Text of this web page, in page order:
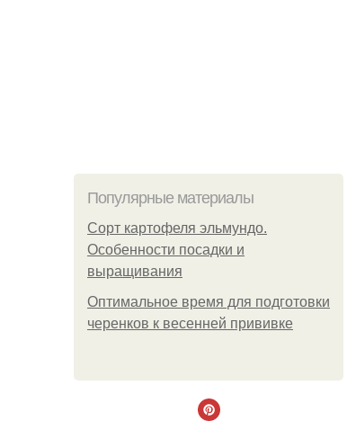
Популярные материалы
Сорт картофеля эльмундо.
Особенности посадки и
выращивания
Оптимальное время для подготовки
черенков к весенней прививке